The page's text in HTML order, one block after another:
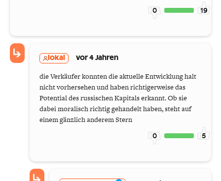
0 19
lokal vor 4 Jahren
die Verkäufer konnten die aktuelle Entwicklung halt
nicht vorhersehen und haben richtigerweise das
Potential des russischen Kapitals erkannt. Ob sie
dabei moralisch richtig gehandelt haben, steht auf
einem gänzlich anderem Stern
0 5